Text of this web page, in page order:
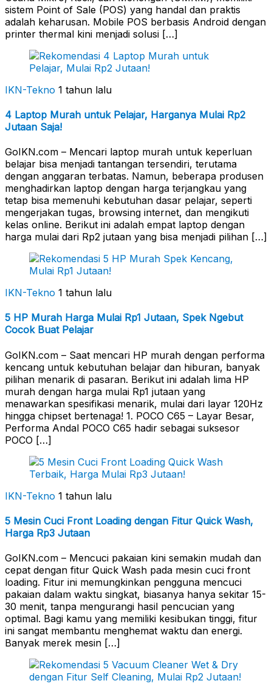
sistem Point of Sale (POS) yang handal dan praktis
adalah keharusan. Mobile POS berbasis Android dengan
printer thermal kini menjadi solusi […]
IKN-Tekno 1 tahun lalu
4 Laptop Murah untuk Pelajar, Harganya Mulai Rp2
Jutaan Saja!
GoIKN.com – Mencari laptop murah untuk keperluan
belajar bisa menjadi tantangan tersendiri, terutama
dengan anggaran terbatas. Namun, beberapa produsen
menghadirkan laptop dengan harga terjangkau yang
tetap bisa memenuhi kebutuhan dasar pelajar, seperti
mengerjakan tugas, browsing internet, dan mengikuti
kelas online. Berikut ini adalah empat laptop dengan
harga mulai dari Rp2 jutaan yang bisa menjadi pilihan […]
IKN-Tekno 1 tahun lalu
5 HP Murah Harga Mulai Rp1 Jutaan, Spek Ngebut
Cocok Buat Pelajar
GoIKN.com – Saat mencari HP murah dengan performa
kencang untuk kebutuhan belajar dan hiburan, banyak
pilihan menarik di pasaran. Berikut ini adalah lima HP
murah dengan harga mulai Rp1 jutaan yang
menawarkan spesifikasi menarik, mulai dari layar 120Hz
hingga chipset bertenaga! 1. POCO C65 – Layar Besar,
Performa Andal POCO C65 hadir sebagai suksesor
POCO […]
IKN-Tekno 1 tahun lalu
5 Mesin Cuci Front Loading dengan Fitur Quick Wash,
Harga Rp3 Jutaan
GoIKN.com – Mencuci pakaian kini semakin mudah dan
cepat dengan fitur Quick Wash pada mesin cuci front
loading. Fitur ini memungkinkan pengguna mencuci
pakaian dalam waktu singkat, biasanya hanya sekitar 15-
30 menit, tanpa mengurangi hasil pencucian yang
optimal. Bagi kamu yang memiliki kesibukan tinggi, fitur
ini sangat membantu menghemat waktu dan energi.
Banyak merek mesin […]